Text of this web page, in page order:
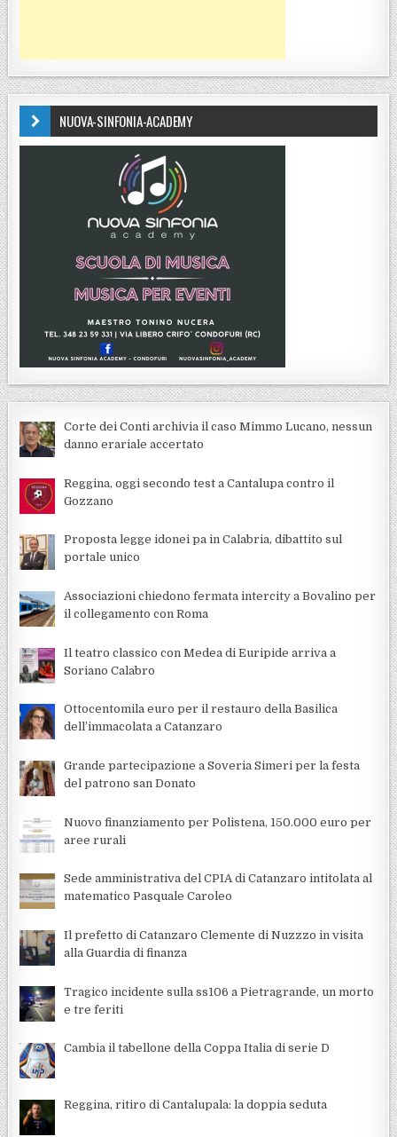
NUOVA-SINFONIA-ACADEMY
Corte dei Conti archivia il caso Mimmo Lucano, nessun
danno erariale accertato
Reggina, oggi secondo test a Cantalupa contro il
Gozzano
Proposta legge idonei pa in Calabria, dibattito sul
portale unico
Associazioni chiedono fermata intercity a Bovalino per
il collegamento con Roma
Il teatro classico con Medea di Euripide arriva a
Soriano Calabro
Ottocentomila euro per il restauro della Basilica
dell’immacolata a Catanzaro
Grande partecipazione a Soveria Simeri per la festa
del patrono san Donato
Nuovo finanziamento per Polistena, 150.000 euro per
aree rurali
Sede amministrativa del CPIA di Catanzaro intitolata al
matematico Pasquale Caroleo
Il prefetto di Catanzaro Clemente di Nuzzzo in visita
alla Guardia di finanza
Tragico incidente sulla ss106 a Pietragrande, un morto
e tre feriti
Cambia il tabellone della Coppa Italia di serie D
Reggina, ritiro di Cantalupala: la doppia seduta